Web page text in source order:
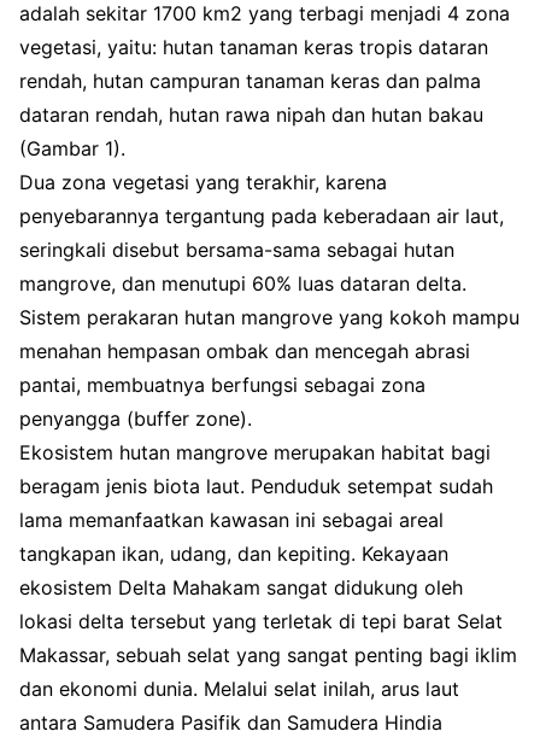
adalah sekitar 1700 km2 yang terbagi menjadi 4 zona
vegetasi, yaitu: hutan tanaman keras tropis dataran
rendah, hutan campuran tanaman keras dan palma
dataran rendah, hutan rawa nipah dan hutan bakau
(Gambar 1).
Dua zona vegetasi yang terakhir, karena
penyebarannya tergantung pada keberadaan air laut,
seringkali disebut bersama-sama sebagai hutan
mangrove, dan menutupi 60% luas dataran delta.
Sistem perakaran hutan mangrove yang kokoh mampu
menahan hempasan ombak dan mencegah abrasi
pantai, membuatnya berfungsi sebagai zona
penyangga (buffer zone).
Ekosistem hutan mangrove merupakan habitat bagi
beragam jenis biota laut. Penduduk setempat sudah
lama memanfaatkan kawasan ini sebagai areal
tangkapan ikan, udang, dan kepiting. Kekayaan
ekosistem Delta Mahakam sangat didukung oleh
lokasi delta tersebut yang terletak di tepi barat Selat
Makassar, sebuah selat yang sangat penting bagi iklim
dan ekonomi dunia. Melalui selat inilah, arus laut
antara Samudera Pasifik dan Samudera Hindia